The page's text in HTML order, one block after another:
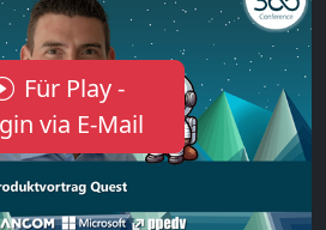
Für Play -
via E-Mail